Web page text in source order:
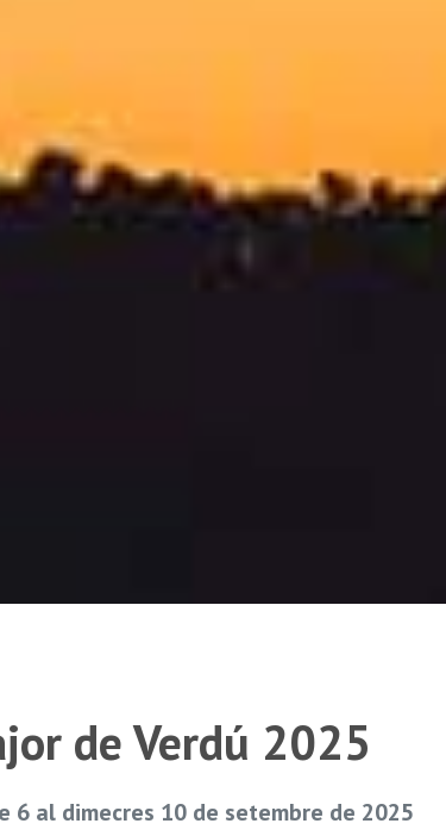
de Verdú 2025
6 al dimecres 10 de setembre de 2025